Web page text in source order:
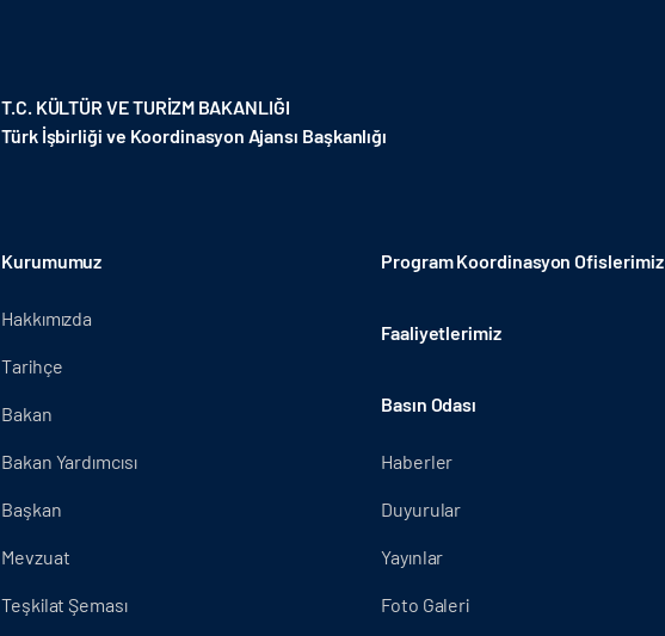
T.C. KÜLTÜR VE TURİZM BAKANLIĞI
Türk İşbirliği ve Koordinasyon Ajansı Başkanlığı
Kurumumuz
Hakkımızda
Tarihçe
Bakan
Bakan Yardımcısı
Başkan
Mevzuat
Teşkilat Şeması
Program Koordinasyon Ofislerimiz
Faaliyetlerimiz
Basın Odası
Haberler
Duyurular
Yayınlar
Foto Galeri